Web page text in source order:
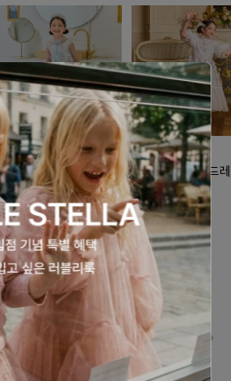
드엠마
오니 드레스(엘사화이
)
199,000원
노엘드엠마
별빛 세레나데 드
석 화이트
168,000원
어 스타일 더보기